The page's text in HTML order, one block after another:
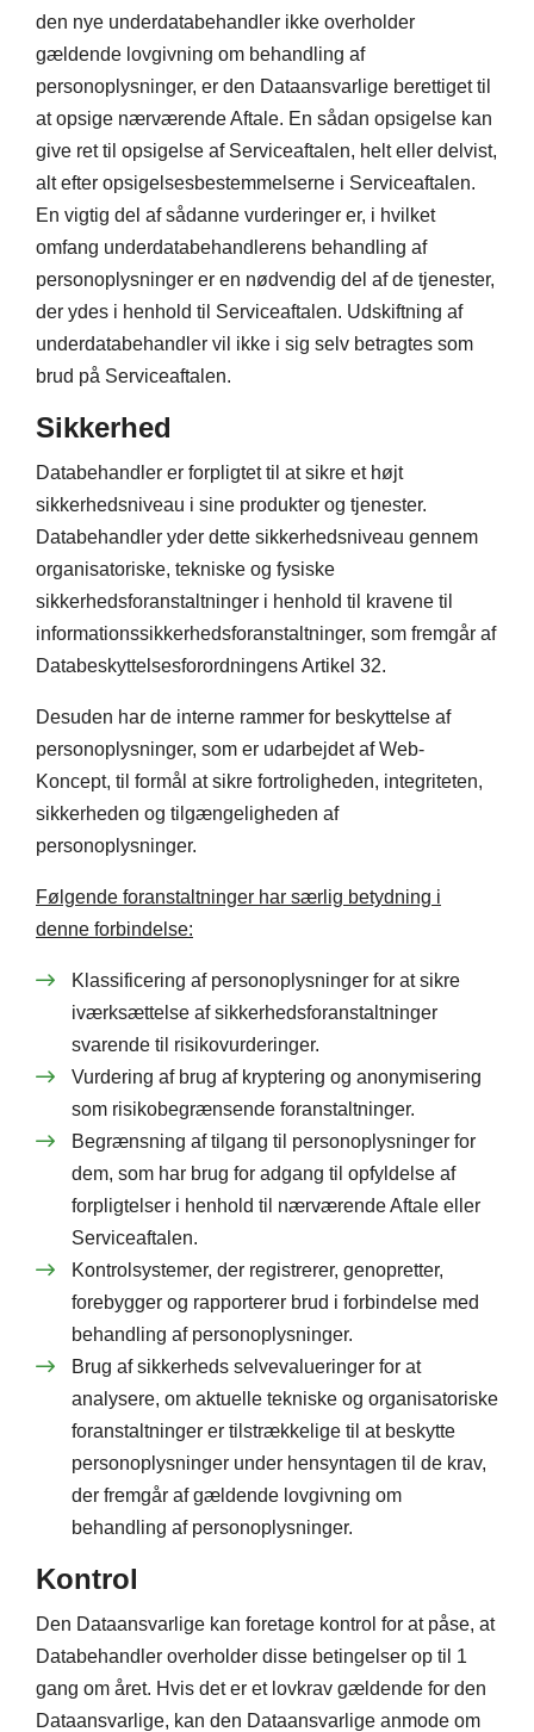
den nye underdatabehandler ikke overholder
gældende lovgivning om behandling af
personoplysninger, er den Dataansvarlige berettiget til
at opsige nærværende Aftale. En sådan opsigelse kan
give ret til opsigelse af Serviceaftalen, helt eller delvist,
alt efter opsigelsesbestemmelserne i Serviceaftalen.
En vigtig del af sådanne vurderinger er, i hvilket
omfang underdatabehandlerens behandling af
personoplysninger er en nødvendig del af de tjenester,
der ydes i henhold til Serviceaftalen. Udskiftning af
underdatabehandler vil ikke i sig selv betragtes som
brud på Serviceaftalen.
Sikkerhed
Databehandler er forpligtet til at sikre et højt
sikkerhedsniveau i sine produkter og tjenester.
Databehandler yder dette sikkerhedsniveau gennem
organisatoriske, tekniske og fysiske
sikkerhedsforanstaltninger i henhold til kravene til
informationssikkerhedsforanstaltninger, som fremgår af
Databeskyttelsesforordningens Artikel 32.
Desuden har de interne rammer for beskyttelse af
personoplysninger, som er udarbejdet af Web-
Koncept, til formål at sikre fortroligheden, integriteten,
sikkerheden og tilgængeligheden af
personoplysninger.
Følgende foranstaltninger har særlig betydning i
denne forbindelse:
Klassificering af personoplysninger for at sikre
iværksættelse af sikkerhedsforanstaltninger
svarende til risikovurderinger.
Vurdering af brug af kryptering og anonymisering
som risikobegrænsende foranstaltninger.
Begrænsning af tilgang til personoplysninger for
dem, som har brug for adgang til opfyldelse af
forpligtelser i henhold til nærværende Aftale eller
Serviceaftalen.
Kontrolsystemer, der registrerer, genopretter,
forebygger og rapporterer brud i forbindelse med
behandling af personoplysninger.
Brug af sikkerheds selvevalueringer for at
analysere, om aktuelle tekniske og organisatoriske
foranstaltninger er tilstrækkelige til at beskytte
personoplysninger under hensyntagen til de krav,
der fremgår af gældende lovgivning om
behandling af personoplysninger.
Kontrol
Den Dataansvarlige kan foretage kontrol for at påse, at
Databehandler overholder disse betingelser op til 1
gang om året. Hvis det er et lovkrav gældende for den
Dataansvarlige, kan den Dataansvarlige anmode om